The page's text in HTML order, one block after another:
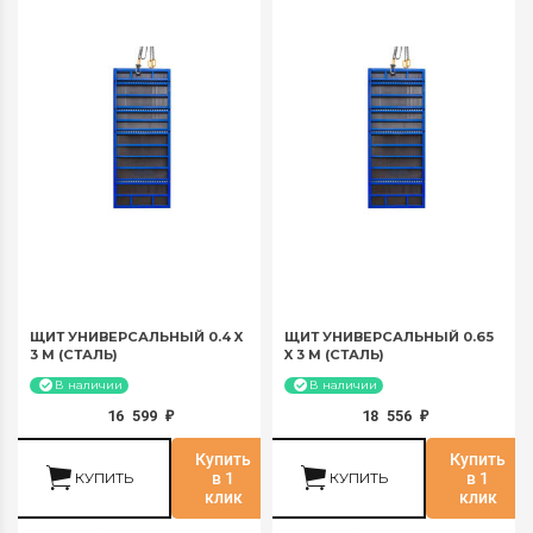
ЩИТ УНИВЕРСАЛЬНЫЙ 0.4 X
3 М (СТАЛЬ)
В наличии
16 599 ₽
КУПИТЬ
Купить
в 1
клик
ЩИТ УНИВЕРСАЛЬНЫЙ 0.65
X 3 М (СТАЛЬ)
В наличии
18 556 ₽
КУПИТЬ
Купить
в 1
клик